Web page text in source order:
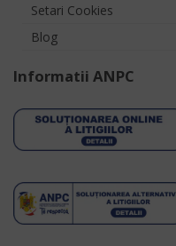
Setari Cookies
Blog
Informatii ANPC